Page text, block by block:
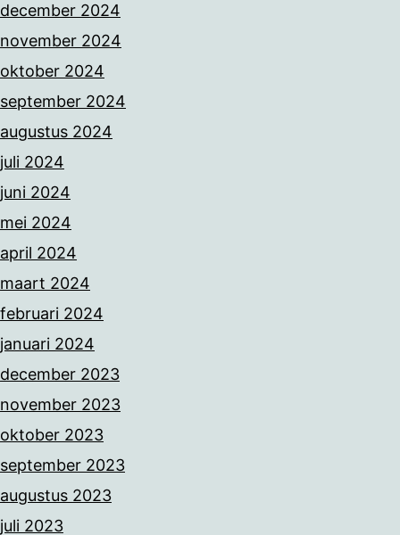
december 2024
november 2024
oktober 2024
september 2024
augustus 2024
juli 2024
juni 2024
mei 2024
april 2024
maart 2024
februari 2024
januari 2024
december 2023
november 2023
oktober 2023
september 2023
augustus 2023
juli 2023